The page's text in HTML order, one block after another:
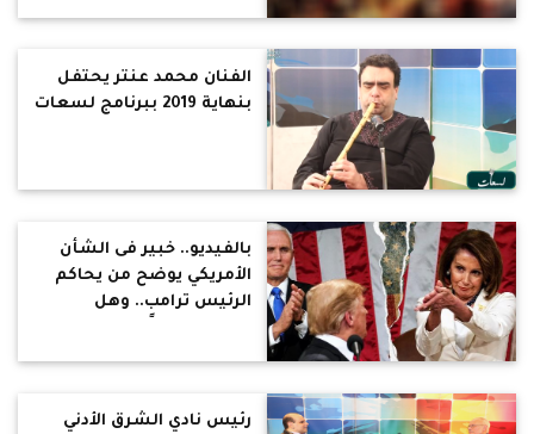
الفنان محمد عنتر يحتفل
بنهاية 2019 ببرنامج لسعات
بالفيديو.. خبير فى الشأن
الأمريكي يوضح من يحاكم
الرئيس ترامب.. وهل
رئيس نادي الشرق الأدني